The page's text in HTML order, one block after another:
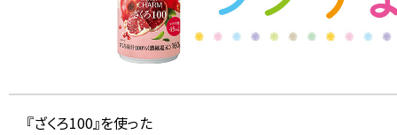
『ざくろ100』を使った